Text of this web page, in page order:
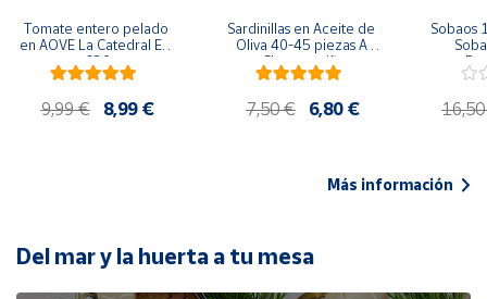
populares
Bono
Cultural
de Correos
Market
Tomate entero pelado
en AOVE La Catedral ER-
630
9,99 € 8,99 €
Sardinillas en Aceite de
Oliva 40-45 piezas A
Churrusquiña
7,50 € 6,80 €
Sobaos
Más información
Del mar y la huerta a tu mesa